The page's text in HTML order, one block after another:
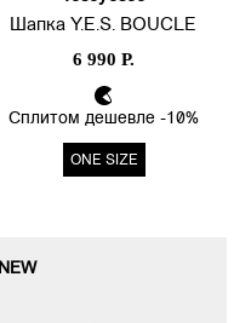
Шапка Y.E.S. BOUCLE
6 990 Р.
Сплитом дешевле -10%
ONE SIZE
NEW